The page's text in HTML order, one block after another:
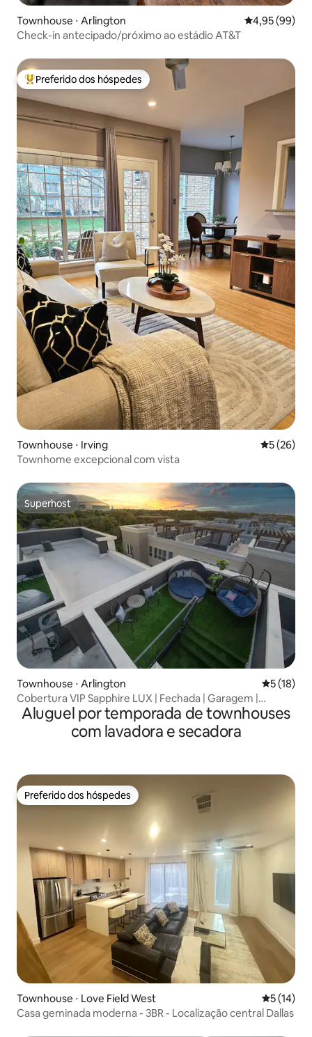
Townhouse ⋅ Arlington 4,95 de uma
4,95 (99)
Check-in antecipado/próximo ao estádio AT&T
Entre os melhores preferidos dos hóspedes
Preferido dos hóspedes
Townhouse ⋅ Irving 5 de uma
5 (26)
Townhome excepcional com vista
Superhost
Superhost
Townhouse ⋅ Arlington 5 de uma
5 (18)
Cobertura VIP Sapphire LUX | Fechada | Garagem |
Terraço
Aluguel por temporada de townhouses
com lavadora e secadora
Preferido dos hóspedes
Preferido dos hóspedes
Townhouse ⋅ Love Field West 5 de uma
5 (14)
Casa geminada moderna - 3BR - Localização central Dallas